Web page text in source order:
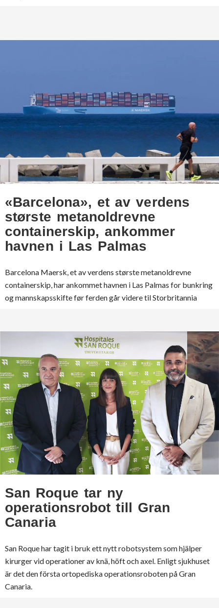
«Barcelona», et av verdens
største metanoldrevne
containerskip, ankommer
havnen i Las Palmas
Barcelona Maersk, et av verdens største metanoldrevne
containerskip, har ankommet havnen i Las Palmas for bunkring
og mannskapsskifte før ferden går videre til Storbritannia
San Roque tar ny
operationsrobot till Gran
Canaria
San Roque har tagit i bruk ett nytt robotsystem som hjälper
kirurger vid operationer av knä, höft och axel. Enligt sjukhuset
är det den första ortopediska operationsroboten på Gran
Canaria.